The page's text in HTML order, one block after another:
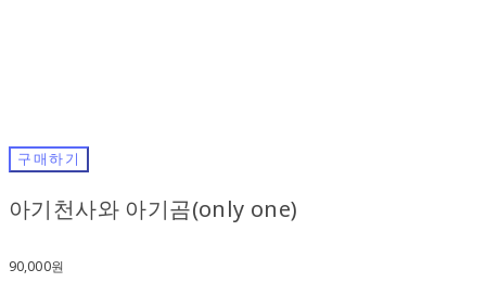
구매하기
아기천사와 아기곰(only one)
90,000원